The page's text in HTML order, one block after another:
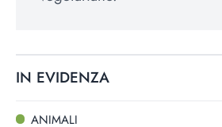
IN EVIDENZA
ANIMALI